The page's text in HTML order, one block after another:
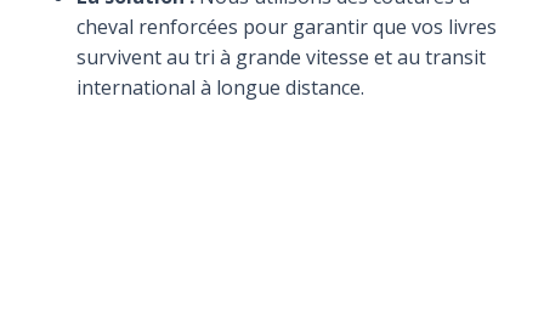
cheval renforcées pour garantir que vos livres
survivent au tri à grande vitesse et au transit
international à longue distance.